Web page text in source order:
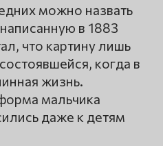
можно назвать
в 1883
что картину лишь
когда в
жизнь.
мальчика
даже к детям